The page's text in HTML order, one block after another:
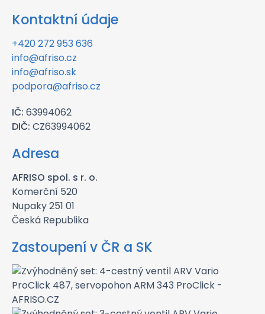
Kontaktní údaje
+420 272 953 636
info@afriso.cz
info@afriso.sk
podpora@afriso.cz
IČ: 63994062
DIČ: CZ63994062
Adresa
AFRISO spol. s r. o.
Komerční 520
Nupaky 251 01
Česká Republika
Zastoupení v ČR a SK